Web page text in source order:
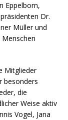
Eppelborn,
Dr.
Müller und
Mitglieder
besonders
die
Weise aktiv
Vogel, Jana